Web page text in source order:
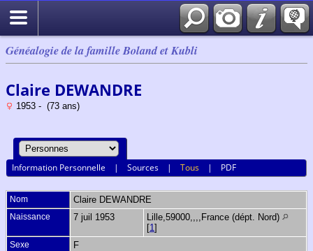
Généalogie de la famille Boland et Kubli
Claire DEWANDRE
1953 - (73 ans)
Information Personnelle |Sources |Tous | PDF
Nom Claire DEWANDRE
Naissance 7 juil 1953
Lille,59000,,,,France (dépt. Nord)
[1 ]
Sexe F